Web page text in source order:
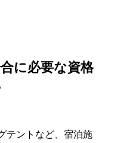
に必要な資格
テントなど、宿泊施